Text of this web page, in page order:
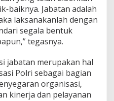
baiknya. Jabatan adalah
laksanakanlah dengan
segala bentuk
tegasnya.
jabatan merupakan hal
Polri sebagai bagian
organisasi,
kinerja dan pelayanan